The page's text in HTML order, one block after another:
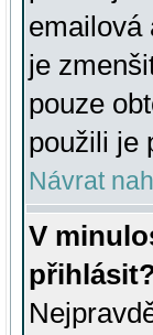
emailová
je
pouze
použili je
Návrat
V